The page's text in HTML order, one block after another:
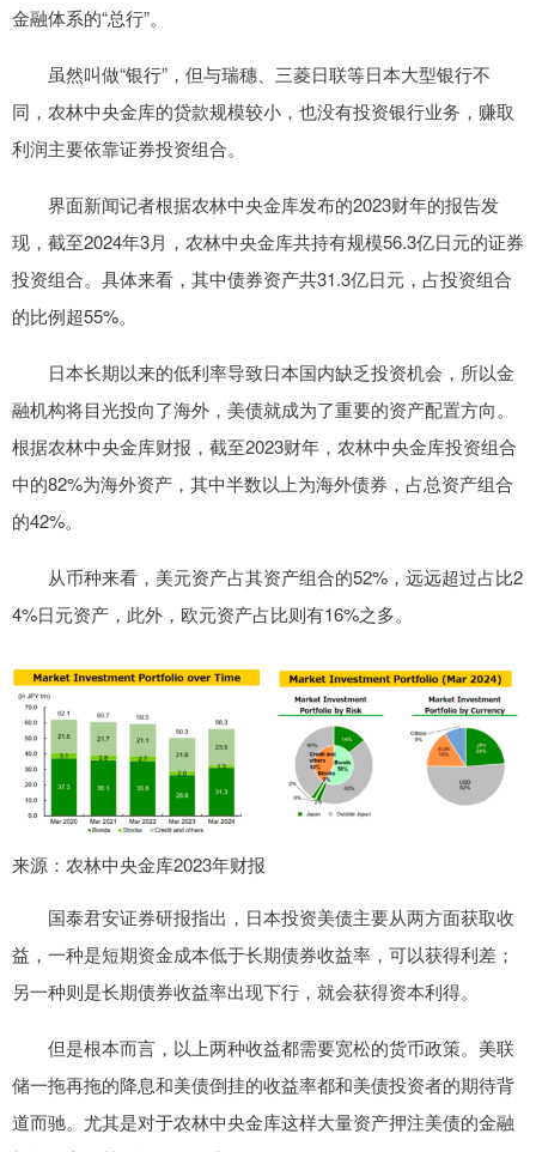
金融体系的“总行”。
虽然叫做“银行”，但与瑞穗、三菱日联等日本大型银行不
同，农林中央金库的贷款规模较小，也没有投资银行业务，赚取
利润主要依靠证券投资组合。
界面新闻记者根据农林中央金库发布的2023财年的报告发
现，截至2024年3月，农林中央金库共持有规模56.3亿日元的证券
投资组合。具体来看，其中债券资产共31.3亿日元，占投资组合
的比例超55%。
日本长期以来的低利率导致日本国内缺乏投资机会，所以金
融机构将目光投向了海外，美债就成为了重要的资产配置方向。
根据农林中央金库财报，截至2023财年，农林中央金库投资组合
中的82%为海外资产，其中半数以上为海外债券，占总资产组合
的42%。
从币种来看，美元资产占其资产组合的52%，远远超过占比2
4%日元资产，此外，欧元资产占比则有16%之多。
来源：农林中央金库2023年财报
国泰君安证券研报指出，日本投资美债主要从两方面获取收
益，一种是短期资金成本低于长期债券收益率，可以获得利差；
另一种则是长期债券收益率出现下行，就会获得资本利得。
但是根本而言，以上两种收益都需要宽松的货币政策。美联
储一拖再拖的降息和美债倒挂的收益率都和美债投资者的期待背
道而驰。尤其是对于农林中央金库这样大量资产押注美债的金融